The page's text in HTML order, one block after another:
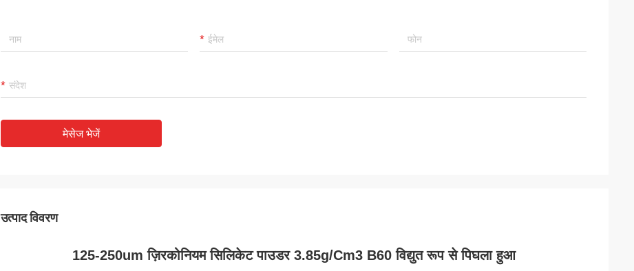
मेसेज भेजें
उत्पाद विवरण
125-250um ज़िरकोनियम सिलिकेट पाउडर 3.85g/Cm3 B60 विद्युत रूप से पिघला हुआ